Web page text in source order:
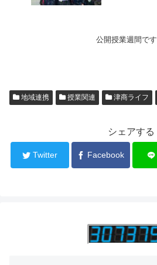
公開授業週間です
地域連携 授業関連 津商ライフ
シェアする
Twitter Facebook